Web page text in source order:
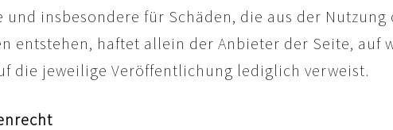
insbesondere für Schäden, die aus der
entstehen, haftet allein der Anbieter der Seite, auf
die jeweilige Veröffentlichung lediglich verweist.